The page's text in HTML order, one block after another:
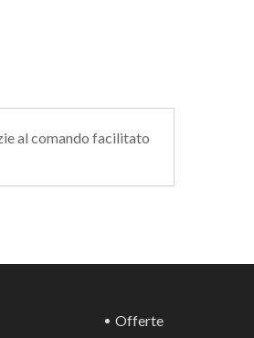
al comando facilitato
Offerte